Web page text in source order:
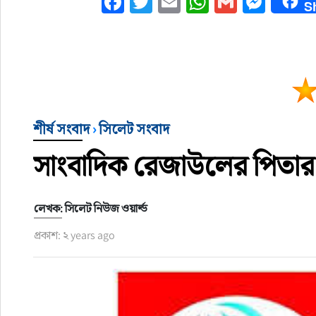
শীর্ষ সংবাদ›সিলেট সংবাদ
সাংবাদিক রেজাউলের
লেখক: সিলেট নিউজ ওয়ার্ল্ড
প্রকাশ: ২ years ago